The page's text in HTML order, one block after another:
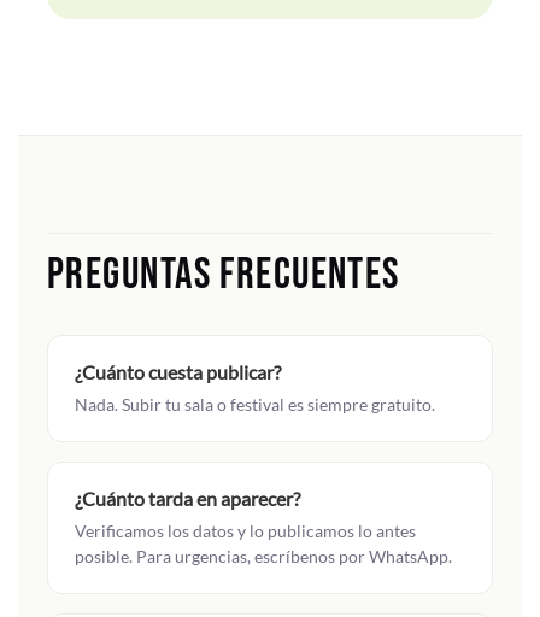
PREGUNTAS FRECUENTES
¿Cuánto cuesta publicar?
Nada. Subir tu sala o festival es siempre gratuito.
¿Cuánto tarda en aparecer?
Verificamos los datos y lo publicamos lo antes
posible. Para urgencias, escríbenos por WhatsApp.